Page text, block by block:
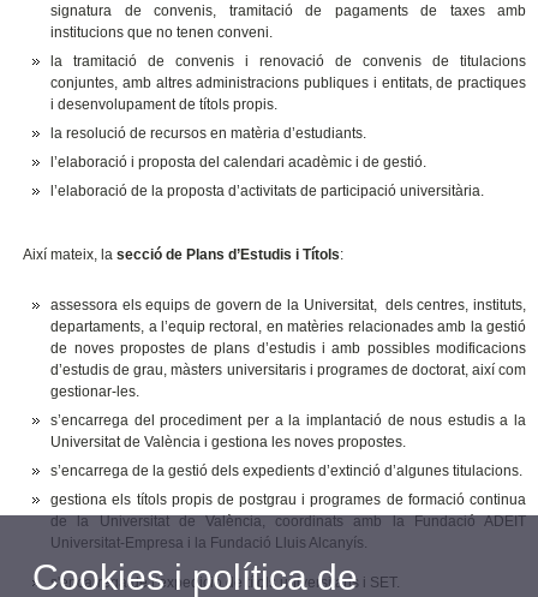
signatura de convenis, tramitació de pagaments de taxes amb
institucions que no tenen conveni.
la tramitació de convenis i renovació de convenis de titulacions
conjuntes, amb altres administracions publiques i entitats, de practiques
i desenvolupament de títols propis.
la resolució de recursos en matèria d’estudiants.
l’elaboració i proposta del calendari acadèmic i de gestió.
l’elaboració de la proposta d’activitats de participació universitària.
Així mateix, lasecció de Plans d’Estudis i Títols:
assessora els equips de govern de la Universitat, dels centres, instituts,
departaments, a l’equip rectoral, en matèries relacionades amb la gestió
de noves propostes de plans d’estudis i amb possibles modificacions
d’estudis de grau, màsters universitaris i programes de doctorat, així com
gestionar-les.
s’encarrega del procediment per a la implantació de nous estudis a la
Universitat de València i gestiona les noves propostes.
s’encarrega de la gestió dels expedients d’extinció d’algunes titulacions.
gestiona els títols propis de postgrau i programes de formació continua
de la Universitat de València, coordinats amb la Fundació ADEIT
Universitat-Empresa i la Fundació Lluis Alcanyís.
s'encarrega de l’expedició de títols universitaris i SET.
Cookies i política de